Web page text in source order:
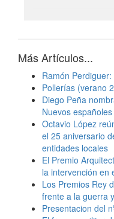
Más Artículos...
Ramón
Pollerías (verano
Diego Peña
Nuevos españoles
Octavio López
el 25 aniversario
entidades locales
El Premio
la intervención en
Los Premios Rey
frente a la guerra
Presentacion del